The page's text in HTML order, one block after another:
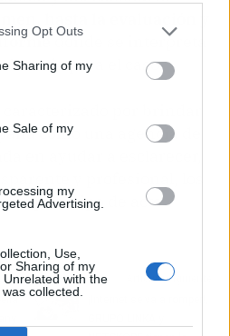
Opt Outs
Sharing of my
Sale of my
my
Advertising.
Use,
Sharing of my
with the
collected.
donde se interpreta
para el caso.
como una agencia de
en ayudar a esclarecer,
tipo de acto
Artículo siguiente